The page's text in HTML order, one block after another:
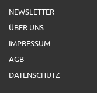
NEWSLETTER
ÜBER UNS
IMPRESSUM
AGB
DATENSCHUTZ